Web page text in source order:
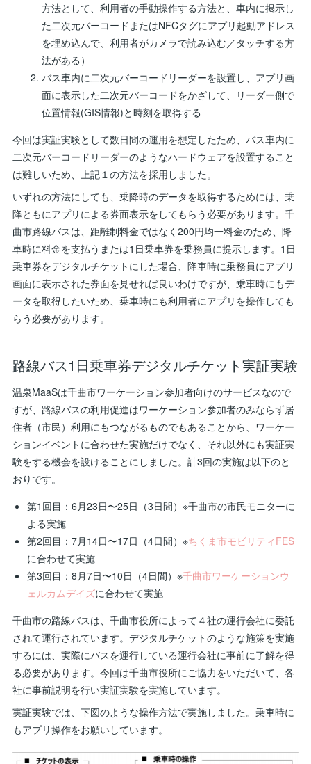
方法として、利用者の手動操作する方法と、車内に掲示し
た二次元バーコードまたはNFCタグにアプリ起動アドレス
を埋め込んで、利用者がカメラで読み込む／タッチする方
法がある）
バス車内に二次元バーコードリーダーを設置し、アプリ画
面に表示した二次元バーコードをかざして、リーダー側で
位置情報(GIS情報)と時刻を取得する
今回は実証実験として数日間の運用を想定したため、バス車内に
二次元バーコードリーダーのようなハードウェアを設置すること
は難しいため、上記１の方法を採用しました。
いずれの方法にしても、乗降時のデータを取得するためには、乗
降ともにアプリによる券面表示をしてもらう必要があります。千
曲市路線バスは、距離制料金ではなく200円均一料金のため、降
車時に料金を支払うまたは1日乗車券を乗務員に提示します。1日
乗車券をデジタルチケットにした場合、降車時に乗務員にアプリ
画面に表示された券面を見せれば良いわけですが、乗車時にもデ
ータを取得したいため、乗車時にも利用者にアプリを操作しても
らう必要があります。
路線バス1日乗車券デジタルチケット実証実験
温泉MaaSは千曲市ワーケーション参加者向けのサービスなので
すが、路線バスの利用促進はワーケーション参加者のみならず居
住者（市民）利用にもつながるものでもあることから、ワーケー
ションイベントに合わせた実施だけでなく、それ以外にも実証実
験をする機会を設けることにしました。計3回の実施は以下のと
おりです。
第1回目：6月23日〜25日（3日間）※千曲市の市民モニターに
よる実施
第2回目：7月14日〜17日（4日間）※ちくま市モビリティFES
に合わせて実施
第3回目：8月7日〜10日（4日間）※千曲市ワーケーションウ
ェルカムデイズに合わせて実施
千曲市の路線バスは、千曲市役所によって４社の運行会社に委託
されて運行されています。デジタルチケットのような施策を実施
するには、実際にバスを運行している運行会社に事前に了解を得
る必要があります。今回は千曲市役所にご協力をいただいて、各
社に事前説明を行い実証実験を実施しています。
実証実験では、下図のような操作方法で実施しました。乗車時に
もアプリ操作をお願いしています。